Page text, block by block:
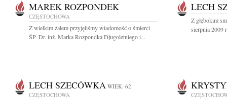
MAREK ROZPONDEK
CZĘSTOCHOWA
Z wielkim żalem przyjęliśmy wiadomość o śmierci
ŚP. Dr. inż. Marka Rozpondka Długoletniego i...
LECH
Z głębokim
sierpnia 2009
LECH SZECÓWKA WIEK: 62
CZĘSTOCHOWA